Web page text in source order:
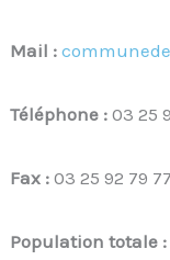
Mail :
Téléphone :03 25
Fax :03 25 92 79 77
Population totale